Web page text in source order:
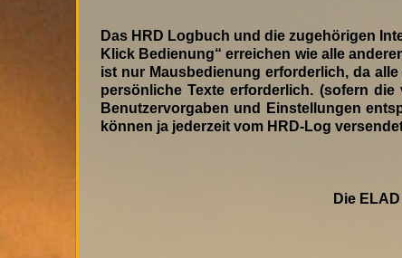
Das HRD Logbuch und die zugehörigen
Klick Bedienung“ erreichen wie alle
ist nur Mausbedienung erforderlich, da
persönliche Texte erforderlich. (sofern
Benutzervorgaben und Einstellungen
können ja jederzeit vom HRD-Log
Die